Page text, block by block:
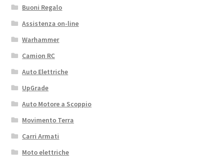
Buoni Regalo
Assistenza on-line
Warhammer
Camion RC
Auto Elettriche
UpGrade
Auto Motore a Scoppio
Movimento Terra
Carri Armati
Moto elettriche